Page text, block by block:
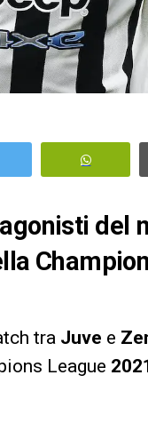
del
tra Juve e
League